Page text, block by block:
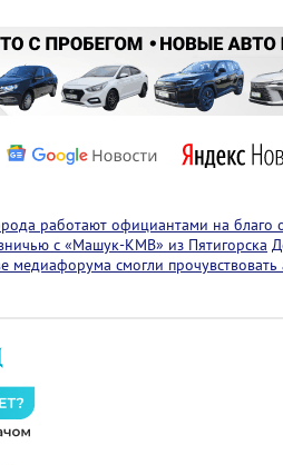
работают официантами на благо
с ​​​​«Машук-КМВ» из Пятигорска
медиафорума смогли